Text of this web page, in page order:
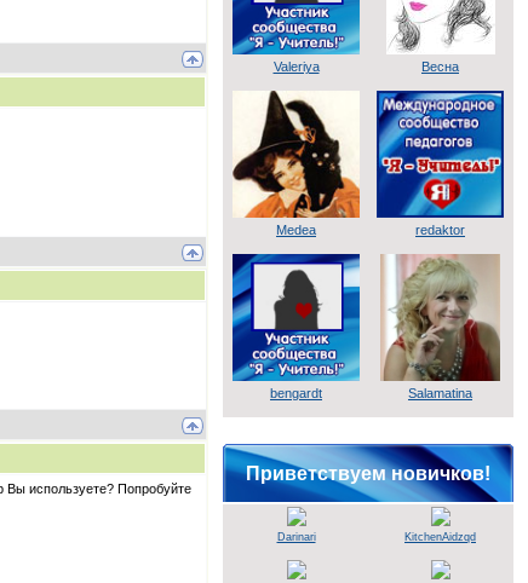
Вы используете? Попробуйте
Valeriya Весна
Medea redaktor
bengardt Salamatina
Приветствуем новичков!
Darinari KitchenAidzqd